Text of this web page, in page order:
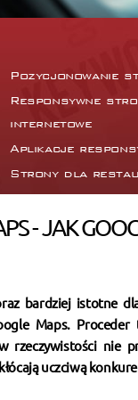
Pozycjonowanie
Responsywne
internetowe
Aplikacje
Strony dla
- JAK
bardziej istotne
Maps. Proceder
nie
uczciwą